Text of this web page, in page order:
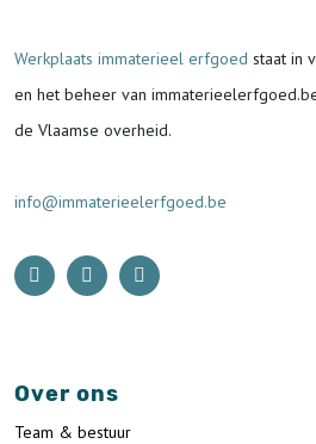
Werkplaats immaterieel erfgoed staat in
en het beheer van
de Vlaamse overheid.
info@immaterieelerfgoed.be
Over ons
Team & bestuur